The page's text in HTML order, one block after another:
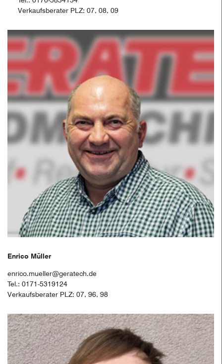
Verkaufsberater PLZ: 07, 08, 09
Enrico Müller
enrico.mueller@geratech.de
Tel.: 0171-5319124
Verkaufsberater PLZ: 07, 96, 98